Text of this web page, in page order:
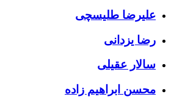
علیرضا طلیسچی
رضا یزدانی
سالار عقیلی
محسن ابراهیم زاده